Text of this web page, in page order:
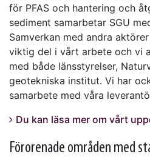
för PFAS och hantering och
sediment samarbetar SGU
Samverkan med andra
viktig del i vårt arbete och vi
med både länsstyrelser,
geotekniska institut. Vi har
samarbete med våra
Du kan läsa mer om vårt
Förorenade områden med